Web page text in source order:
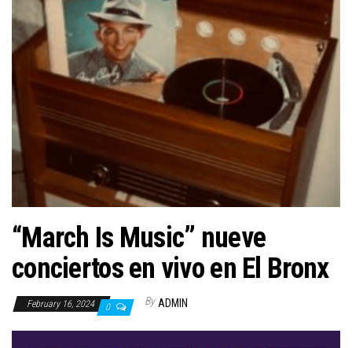
“March Is Music” nueve
conciertos en vivo en El Bronx
February 16, 2024 0 By ADMIN